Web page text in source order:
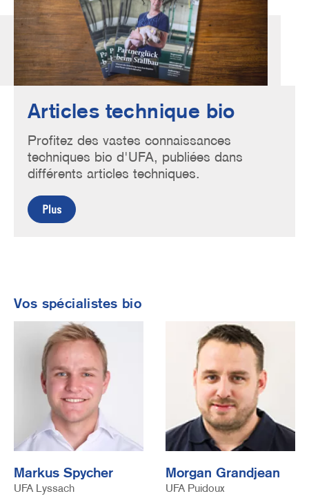
Articles technique bio
Profitez des vastes connaissances
techniques bio d'UFA, publiées dans
différents articles techniques.
Plus
Vos spécialistes bio
Markus Spycher
UFA Lyssach
Morgan Grandjean
Funktion
UFA Puidoux